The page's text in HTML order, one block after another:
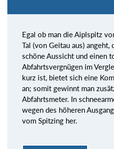
Egal ob man die Aiplspitz
Tal (von Geitau aus)
schöne Aussicht und einen
Abfahrtsvergnügen im
kurz ist, bietet sich eine
an; somit gewinnt man
Abfahrtsmeter. In
wegen des höheren
vom Spitzing her.